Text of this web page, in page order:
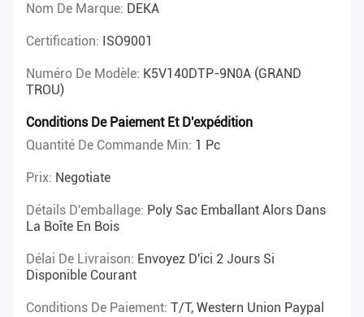
Nom De Marque: DEKA
Certification: ISO9001
Numéro De Modèle: K5V140DTP-9N0A (GRAND
TROU)
Conditions De Paiement Et D'expédition
Quantité De Commande Min: 1 Pc
Prix: Negotiate
Détails D'emballage: Poly Sac Emballant Alors Dans
La Boîte En Bois
Délai De Livraison: Envoyez D'ici 2 Jours Si
Disponible Courant
Conditions De Paiement: T/T, Western Union Paypal